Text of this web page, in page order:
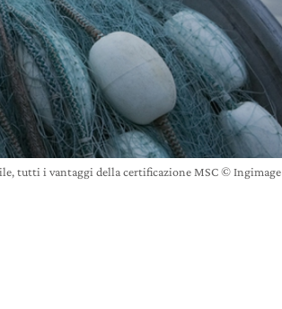
tutti i vantaggi della certificazione MSC © Ingimage